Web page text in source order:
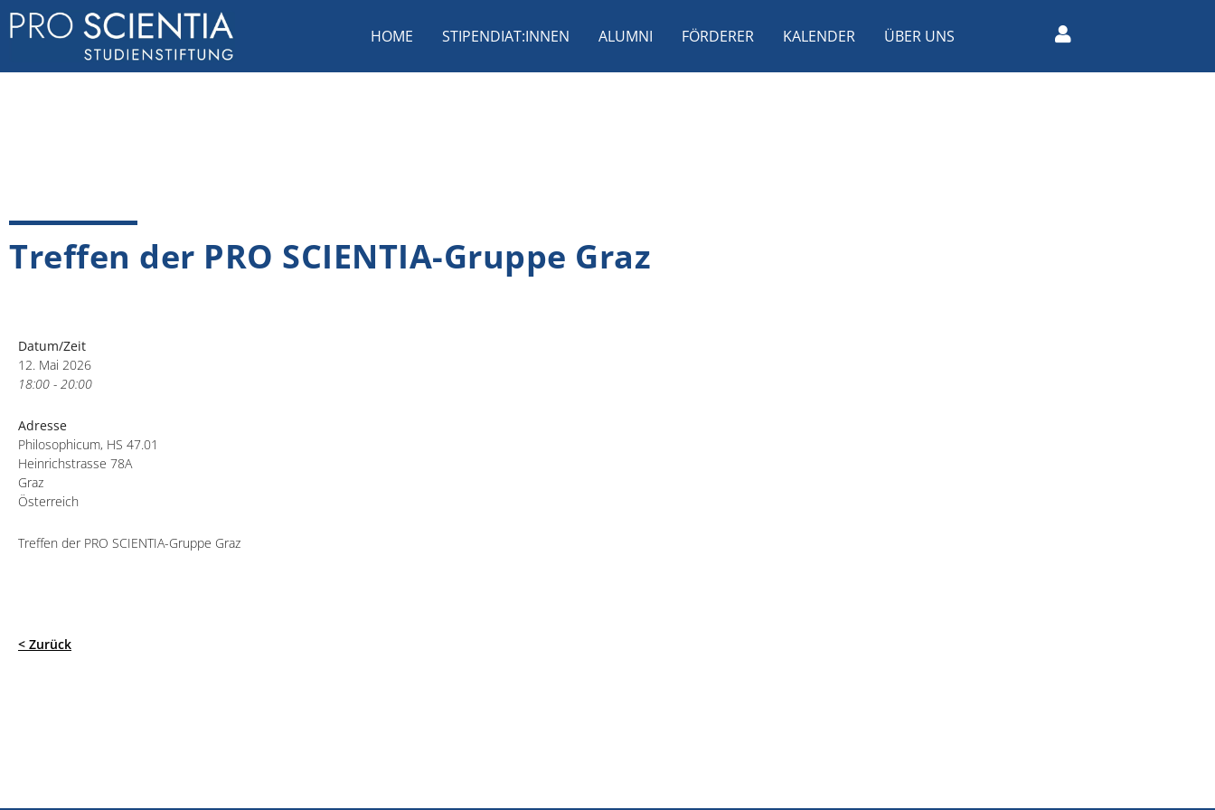
HOME STIPENDIAT:INNEN ALUMNI FÖRDERER KALENDER ÜBER UNS
Treffen der PRO SCIENTIA-Gruppe Graz
Datum/Zeit
12. Mai 2026
18:00 - 20:00
Adresse
Philosophicum, HS 47.01
Heinrichstrasse 78A
Graz
Österreich
Treffen der PRO SCIENTIA-Gruppe Graz
< Zurück